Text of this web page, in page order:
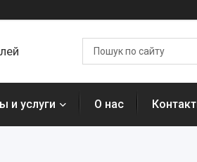
и услуги О нас